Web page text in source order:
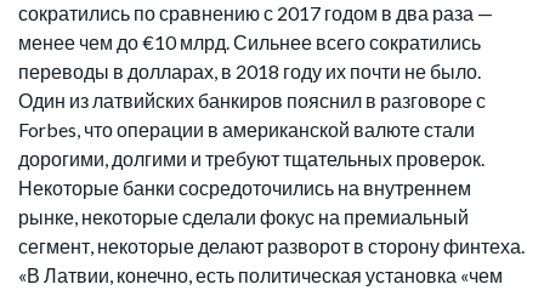
сократились по сравнению с 2017 годом в два раза —
менее чем до €10 млрд. Сильнее всего сократились
переводы в долларах, в 2018 году их почти не было.
Один из латвийских банкиров пояснил в разговоре с
Forbes, что операции в американской валюте стали
дорогими, долгими и требуют тщательных проверок.
Некоторые банки сосредоточились на внутреннем
рынке, некоторые сделали фокус на премиальный
сегмент, некоторые делают разворот в сторону финтеха.
«В Латвии, конечно, есть политическая установка «чем